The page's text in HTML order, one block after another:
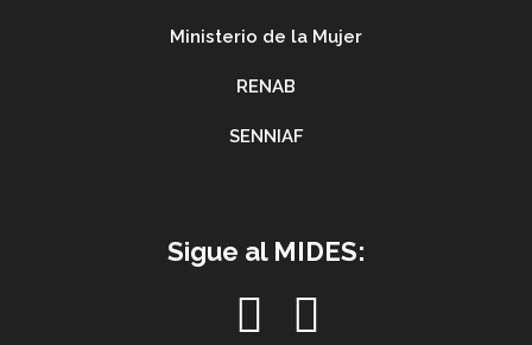
Ministerio de la Mujer
RENAB
SENNIAF
Sigue al MIDES: